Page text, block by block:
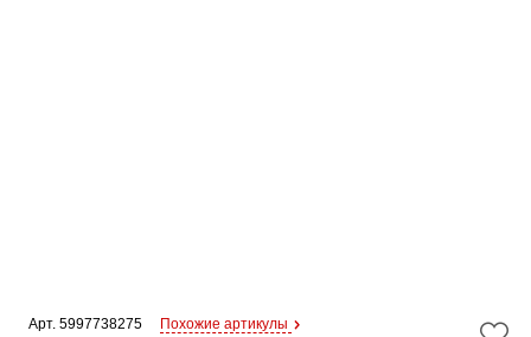
Арт. 5997738275
Похожие артикулы